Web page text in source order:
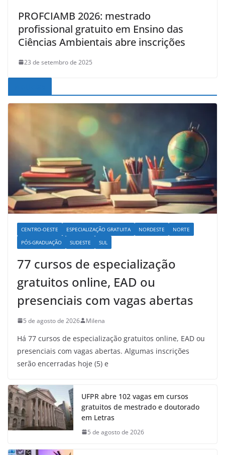
PROFCIAMB 2026: mestrado
profissional gratuito em Ensino das
Ciências Ambientais abre inscrições
23 de setembro de 2025
CENTRO-OESTE ESPECIALIZAÇÃO GRATUITA NORDESTE
NORTE
PÓS-GRADUAÇÃO
SUDESTE SUL
77 cursos de especialização
gratuitos online, EAD ou
presenciais com vagas abertas
5 de agosto de 2026 Milena
Há 77 cursos de especialização gratuitos online, EAD ou
presenciais com vagas abertas. Algumas inscrições
serão encerradas hoje (5) e
UFPR abre 102 vagas em cursos
gratuitos de mestrado e doutorado
em Letras
5 de agosto de 2026